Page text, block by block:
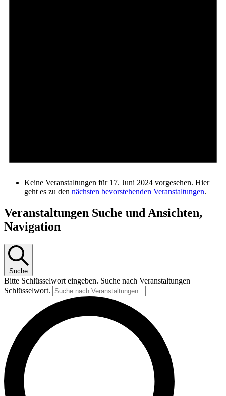
Keine Veranstaltungen für 17. Juni 2024 vorgesehen. Hier
geht es zu den nächsten bevorstehenden Veranstaltungen.
Veranstaltungen Suche und Ansichten,
Navigation
Suche
Bitte Schlüsselwort eingeben. Suche nach Veranstaltungen
Schlüsselwort.